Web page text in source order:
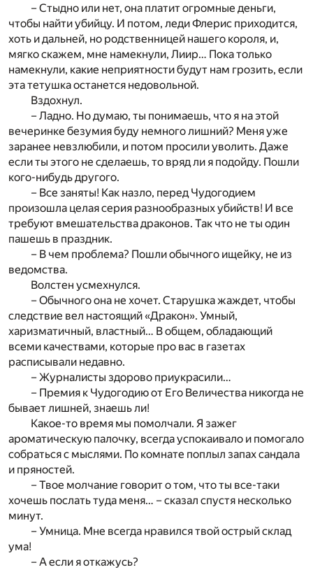
– Стыдно или нет, она платит огромные деньги,
чтобы найти убийцу. И потом, леди Флерис приходится,
хоть и дальней, но родственницей нашего короля, и,
мягко скажем, мне намекнули, Лиир… Пока только
намекнули, какие неприятности будут нам грозить, если
эта тетушка останется недовольной.
Вздохнул.
– Ладно. Но думаю, ты понимаешь, что я на этой
вечеринке безумия буду немного лишний? Меня уже
заранее невзлюбили, и потом просили уволить. Даже
если ты этого не сделаешь, то вряд ли я подойду. Пошли
кого-нибудь другого.
– Все заняты! Как назло, перед Чудогодием
произошла целая серия разнообразных убийств! И все
требуют вмешательства драконов. Так что не ты один
пашешь в праздник.
– В чем проблема? Пошли обычного ищейку, не из
ведомства.
Волстен усмехнулся.
– Обычного она не хочет. Старушка жаждет, чтобы
следствие вел настоящий «Дракон». Умный,
харизматичный, властный… В общем, обладающий
всеми качествами, которые про вас в газетах
расписывали недавно.
– Журналисты здорово приукрасили…
– Премия к Чудогодию от Его Величества никогда не
бывает лишней, знаешь ли!
Какое-то время мы помолчали. Я зажег
ароматическую палочку, всегда успокаивало и помогало
собраться с мыслями. По комнате поплыл запах сандала
и пряностей.
– Твое молчание говорит о том, что ты все-таки
хочешь послать туда меня… – сказал спустя несколько
минут.
– Умница. Мне всегда нравился твой острый склад
ума!
– А если я откажусь?